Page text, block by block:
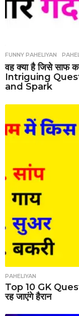
FUNNY PAHELIYAN ,
वह क्या है जिसे साफ
Intriguing
and Spark
PAHELIYAN
Top 10 GK
रह जाएंगे हैरान